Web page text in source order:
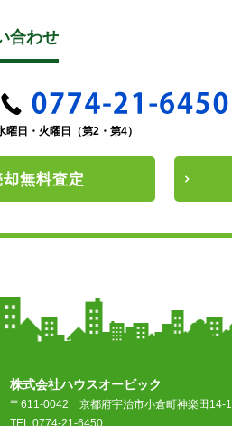
合わせ
曜日・火曜日（第2・第4）
却無料査定
株式会社ハウスオービック
〒611-0042 京都府宇治市小倉町神楽田14-1
TEL 0774-21-6450